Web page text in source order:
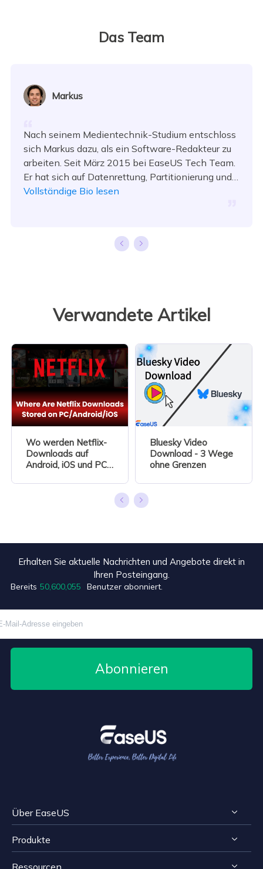
Das Team
Markus
Nach seinem Medientechnik-Studium entschloss
sich Markus dazu, als ein Software-Redakteur zu
arbeiten. Seit März 2015 bei EaseUS Tech Team.
Er hat sich auf Datenrettung, Partitionierung und
Datensicherung spezialisiert.…
Vollständige Bio lesen
Verwandete Artikel
Wo werden Netflix-
Downloads auf
Android, iOS und PC
Bluesky Video
Download - 3 Wege
ohne Grenzen
Erhalten Sie aktuelle Nachrichten und Angebote direkt in
Ihren Posteingang.
Bereits 50,600,055 Benutzer abonniert.
Abonnieren
Über EaseUS
Impressum
Produkte
Ressourcen
+3